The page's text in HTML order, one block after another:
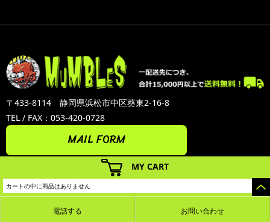
MY CART
カートの中に商品はありません
〒433-8114 静岡県浜松市中区葵東2-16-8
TEL / FAX：053-420-0728
MAIL FORM
カラーミーショップ Copyright (C) 2005-2026 GMOペパボ株式会社All Rights Reserved.
電話する お問い合わせ